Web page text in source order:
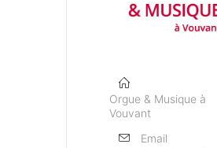
Orgue & Musique à
Vouvant
Email